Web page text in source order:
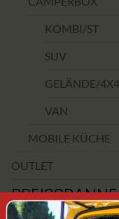
KOMBI/ST
SUV
GELÄNDE/4X4
VAN
MOBILE KÜCHE
OUTLET
PREISSPANNE